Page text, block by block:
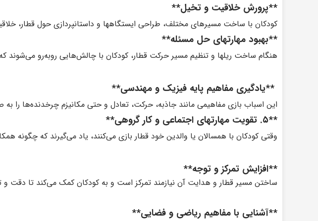
**پرورش خلاقیت و تخیل**
کودکان با ساخت مسیرهای مختلف، طراحی ایستگاهها و داستانپردازی حول قطار،
**بهبود مهارتهای حل مسئله**
هنگام ساخت ریلها و تنظیم مسیر حرکت قطار، کودکان با چالش‌هایی روبه‌رو می‌شوند
**یادگیری مفاهیم پایه فیزیک و مهندسی**
این اسباب بازی مفاهیمی مانند جاذبه، حرکت، تعادل و حتی مکانیزم چرخدنده‌ها را
**۵. تقویت مهارتهای اجتماعی و کار گروهی**
وقتی کودکان با همسالان یا والدین خود قطار بازی می‌کنند، یاد می‌گیرند که چگونه
**افزایش تمرکز و توجه**
ساختن مسیر قطار و هدایت آن نیازمند تمرکز است و به کودکان کمک می‌کند تا دقت و
**آشنایی با مفاهیم ریاضی و فضایی**